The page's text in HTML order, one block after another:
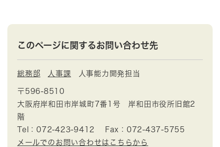
このページに関するお問い合わせ先
総務部 人事課 人事能力開発担当
〒596-8510
大阪府岸和田市岸城町7番1号 岸和田市役所旧館2
階
Tel：072-423-9412
Fax：072-437-5755
メールでのお問い合わせはこちらから